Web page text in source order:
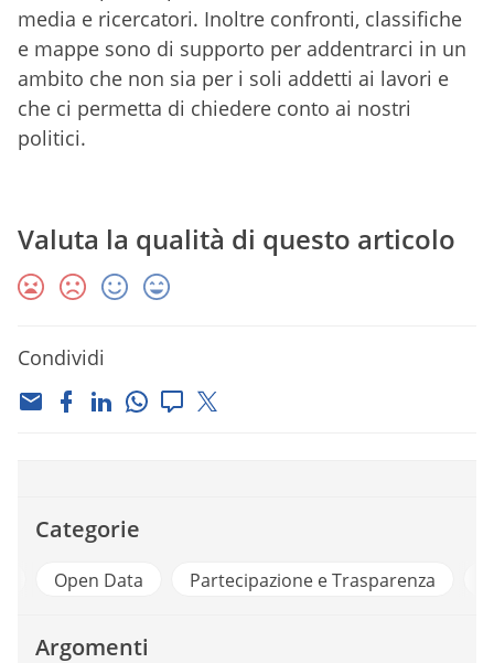
media e ricercatori. Inoltre confronti, classifiche
e mappe sono di supporto per addentrarci in un
ambito che non sia per i soli addetti ai lavori e
che ci permetta di chiedere conto ai nostri
politici.
Valuta la qualità di questo articolo
Condividi
Categorie
Open Data Partecipazione e Trasparenza
Argomenti